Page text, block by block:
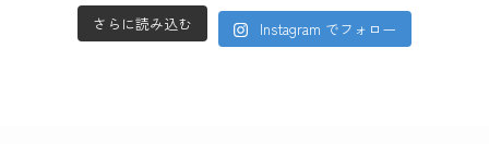
さらに読み込む Instagram でフォロー